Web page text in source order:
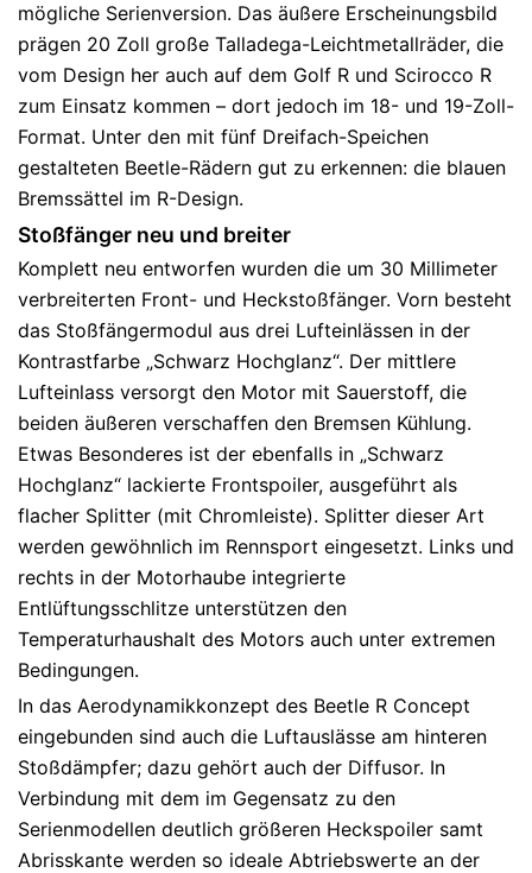
mögliche Serienversion. Das äußere Erscheinungsbild
prägen 20 Zoll große Talladega-Leichtmetallräder, die
vom Design her auch auf dem Golf R und Scirocco R
zum Einsatz kommen – dort jedoch im 18- und 19-Zoll-
Format. Unter den mit fünf Dreifach-Speichen
gestalteten Beetle-Rädern gut zu erkennen: die blauen
Bremssättel im R-Design.
Stoßfänger neu und breiter
Komplett neu entworfen wurden die um 30 Millimeter
verbreiterten Front- und Heckstoßfänger. Vorn besteht
das Stoßfängermodul aus drei Lufteinlässen in der
Kontrastfarbe „Schwarz Hochglanz“. Der mittlere
Lufteinlass versorgt den Motor mit Sauerstoff, die
beiden äußeren verschaffen den Bremsen Kühlung.
Etwas Besonderes ist der ebenfalls in „Schwarz
Hochglanz“ lackierte Frontspoiler, ausgeführt als
flacher Splitter (mit Chromleiste). Splitter dieser Art
werden gewöhnlich im Rennsport eingesetzt. Links und
rechts in der Motorhaube integrierte
Entlüftungsschlitze unterstützen den
Temperaturhaushalt des Motors auch unter extremen
Bedingungen.
In das Aerodynamikkonzept des Beetle R Concept
eingebunden sind auch die Luftauslässe am hinteren
Stoßdämpfer; dazu gehört auch der Diffusor. In
Verbindung mit dem im Gegensatz zu den
Serienmodellen deutlich größeren Heckspoiler samt
Abrisskante werden so ideale Abtriebswerte an der